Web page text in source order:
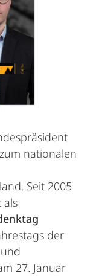
nationalen
Seit 2005
als
der
27. Januar